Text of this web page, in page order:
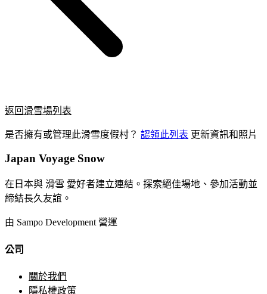
返回滑雪場列表
是否擁有或管理此滑雪度假村？ 認領此列表 更新資訊和照片
Japan Voyage Snow
在日本與 滑雪 愛好者建立連結。探索絕佳場地、參加活動並
締結長久友誼。
由 Sampo Development 營運
公司
關於我們
隱私權政策